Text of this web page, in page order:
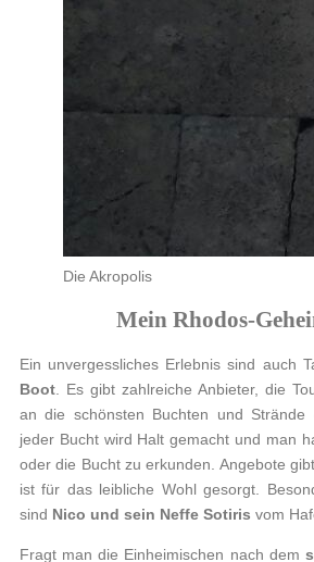
Die Akropolis
Mein Rhodos-
Ein unvergessliches Erlebnis sind auch
Boot . Es gibt zahlreiche Anbieter, die
an die schönsten Buchten und Strände
jeder Bucht wird Halt gemacht und man
oder die Bucht zu erkunden. Angebote
ist für das leibliche Wohl gesorgt.
sind Nico und sein Neffe Sotiris vom
Fragt man die Einheimischen nach dem